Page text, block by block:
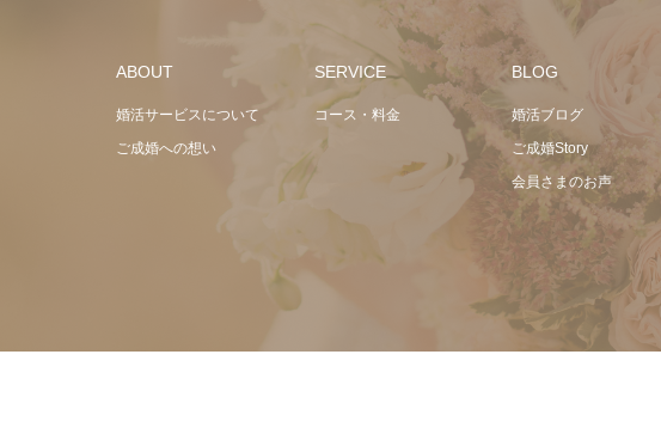
ABOUT
婚活サービスについて
ご成婚への想い
SERVICE
コース・料金
BLOG
婚活ブログ
ご成婚Story
会員さまのお声